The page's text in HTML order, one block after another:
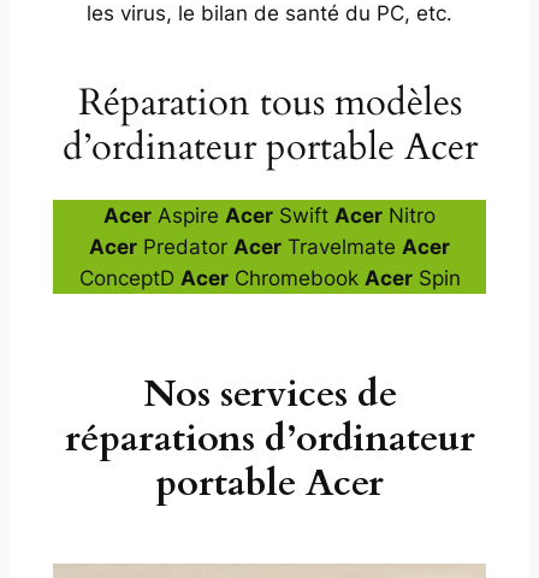
les virus, le bilan de santé du PC, etc.
Réparation tous modèles
d’ordinateur portable Acer
Acer Aspire Acer Swift Acer Nitro
Acer Predator Acer Travelmate Acer
ConceptD AcerChromebook AcerSpin
Nos services de
réparations d’ordinateur
portable Acer